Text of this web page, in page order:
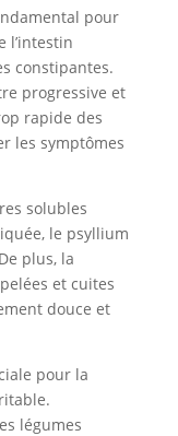
pour
l’intestin
constipantes.
progressive et
rapide des
les symptômes
solubles
le psyllium
plus, la
et cuites
douce et
pour la
légumes